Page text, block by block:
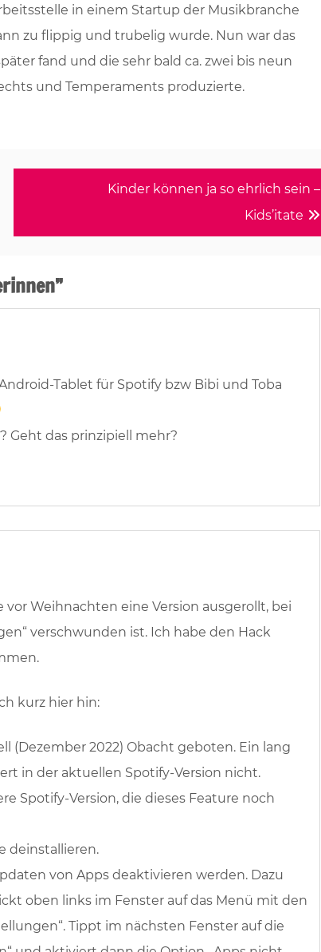
in einem Startup der Musikbranche
zu flippig und trubelig wurde. Nun war das
fand und die sehr bald ca. zwei bis neun
und Temperaments produzierte.
Kinder können ja so ehrlich sein –
Kids’itate
”
Tablet für Spotify bzw Bibi und Toba
Geht das prinzipiell mehr?
Weihnachten eine Version ausgerollt, bei
verschwunden ist. Ich habe den Hack
kurz hier hin:
(Dezember 2022) Obacht geboten. Ein lang
in der aktuellen Spotify-Version nicht.
Spotify-Version, die dieses Feature noch
deinstallieren.
von Apps deaktivieren werden. Dazu
oben links im Fenster auf das Menü mit den
Tippt im nächsten Fenster auf die